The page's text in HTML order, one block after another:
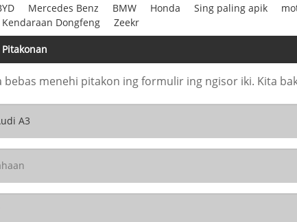
Mercedes Benz BMW Honda Sing paling apik
Kendaraan Dongfeng
Zeekr
bebas menehi pitakon ing formulir ing ngisor iki. Kita